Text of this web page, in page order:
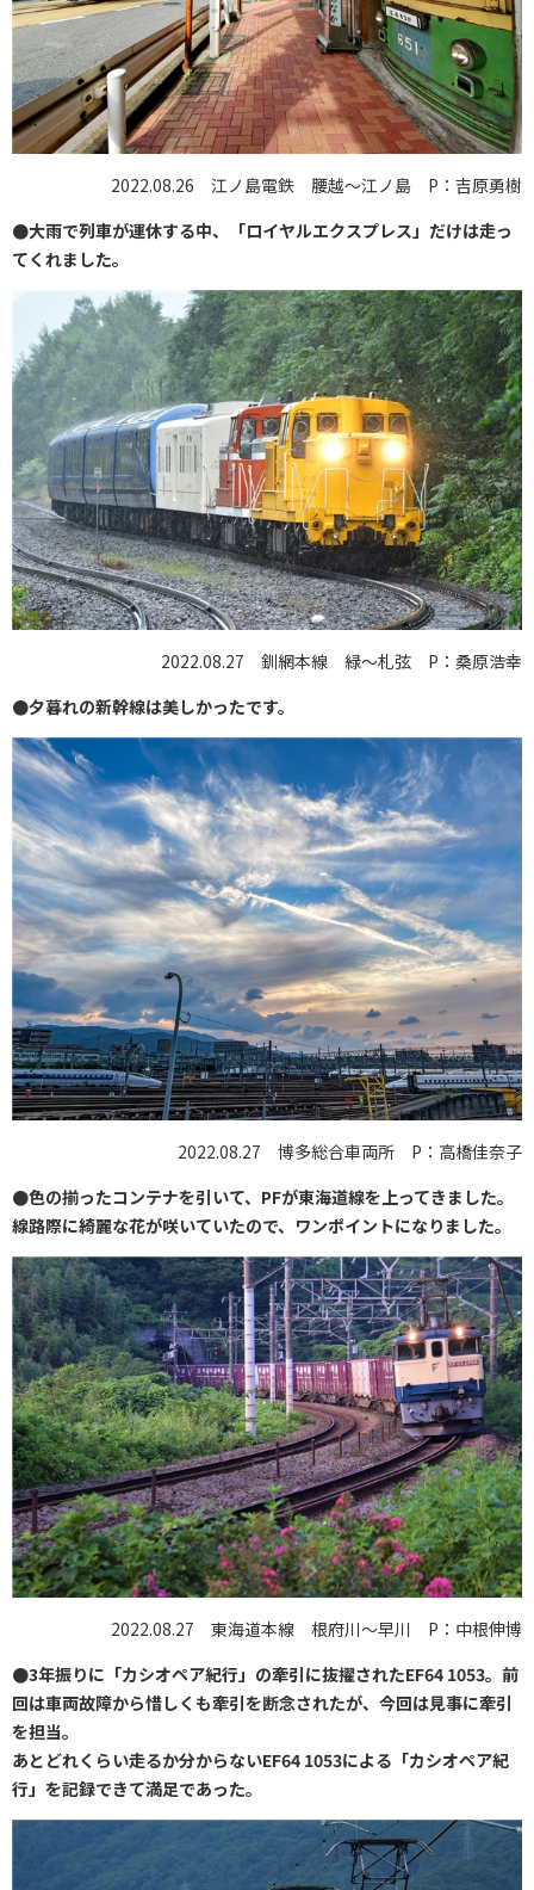
2022.08.26 江ノ島電鉄 腰越～江ノ島 P：吉原勇樹
●大雨で列車が運休する中、「ロイヤルエクスプレス」だけは走っ
てくれました。
2022.08.27 釧網本線 緑～札弦 P：桑原浩幸
●夕暮れの新幹線は美しかったです。
2022.08.27 博多総合車両所 P：高橋佳奈子
●色の揃ったコンテナを引いて、PFが東海道線を上ってきました。
線路際に綺麗な花が咲いていたので、ワンポイントになりました。
2022.08.27 東海道本線 根府川～早川 P：中根伸博
●3年振りに「カシオペア紀行」の牽引に抜擢されたEF64 1053。前
回は車両故障から惜しくも牽引を断念されたが、今回は見事に牽引
を担当。
あとどれくらい走るか分からないEF64 1053による「カシオペア紀
行」を記録できて満足であった。